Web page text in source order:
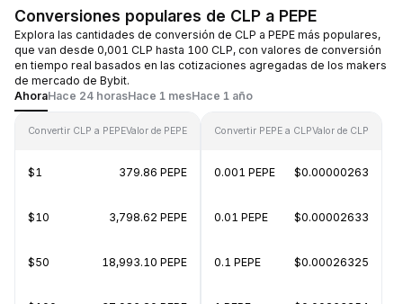
Conversiones populares de CLP a PEPE
Explora las cantidades de conversión de CLP a PEPE más populares,
que van desde 0,001 CLP hasta 100 CLP, con valores de conversión
en tiempo real basados en las cotizaciones agregadas de los makers
de mercado de Bybit.
AhoraHace 24 horasHace 1 mesHace 1 año
Convertir CLP a PEPEValor de PEPE
$1 379.86 PEPE
$10 3,798.62 PEPE
$50 18,993.10 PEPE
Convertir PEPE a CLPValor de CLP
0.001 PEPE $0.00000263
0.01 PEPE $0.00002633
0.1 PEPE $0.00026325